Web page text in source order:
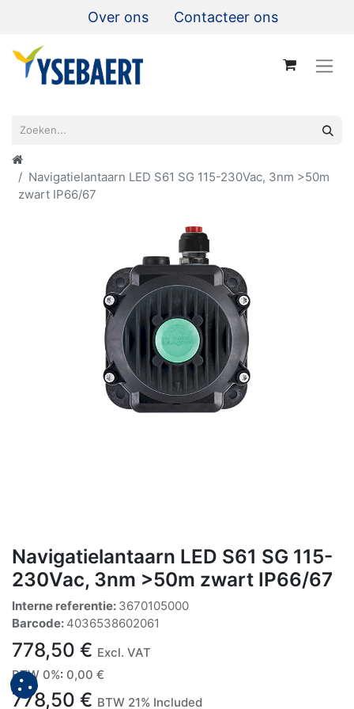
Over ons Contacteer ons
Navigatielantaarn LED S61 SG 115-230Vac, 3nm >50m
zwart IP66/67
Navigatielantaarn LED S61 SG 115-
230Vac, 3nm >50m zwart IP66/67
Interne referentie: 3670105000
Barcode: 4036538602061
778,50 € Excl. VAT
BTW 0%: 0,00 €
778,50 € BTW 21% Included